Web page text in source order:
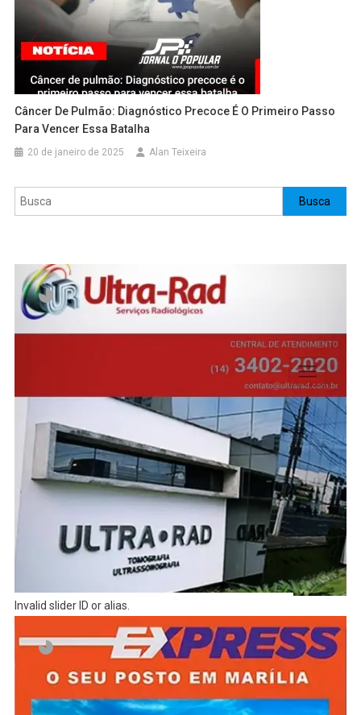
Câncer De Pulmão: Diagnóstico Precoce É O Primeiro Passo
Para Vencer Essa Batalha
20 de janeiro de 2025 Alan Teixeira
Pesquisar Busca
Invalid slider ID or alias.